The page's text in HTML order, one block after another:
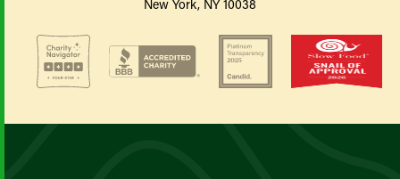
New York, NY 10038